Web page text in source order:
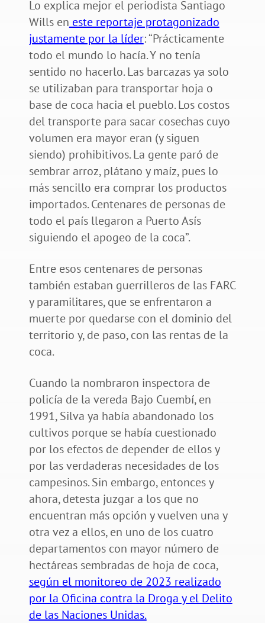
Lo explica mejor el periodista Santiago
Wills en este reportaje protagonizado
justamente por la líder: “Prácticamente
todo el mundo lo hacía. Y no tenía
sentido no hacerlo. Las barcazas ya solo
se utilizaban para transportar hoja o
base de coca hacia el pueblo. Los costos
del transporte para sacar cosechas cuyo
volumen era mayor eran (y siguen
siendo) prohibitivos. La gente paró de
sembrar arroz, plátano y maíz, pues lo
más sencillo era comprar los productos
importados. Centenares de personas de
todo el país llegaron a Puerto Asís
siguiendo el apogeo de la coca”.
Entre esos centenares de personas
también estaban guerrilleros de las FARC
y paramilitares, que se enfrentaron a
muerte por quedarse con el dominio del
territorio y, de paso, con las rentas de la
coca.
Cuando la nombraron inspectora de
policía de la vereda Bajo Cuembí, en
1991, Silva ya había abandonado los
cultivos porque se había cuestionado
por los efectos de depender de ellos y
por las verdaderas necesidades de los
campesinos. Sin embargo, entonces y
ahora, detesta juzgar a los que no
encuentran más opción y vuelven una y
otra vez a ellos, en uno de los cuatro
departamentos con mayor número de
hectáreas sembradas de hoja de coca,
según el monitoreo de 2023 realizado
por la Oficina contra la Droga y el Delito
de las Naciones Unidas.